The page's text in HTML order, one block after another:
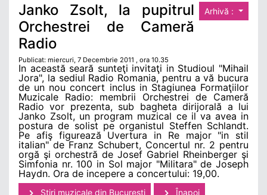
Arhivă :
Janko Zsolt, la pupitrul
Orchestrei de Cameră
Radio
Publicat: miercuri, 7 Decembrie 2011 , ora 10.35
In această seară sunteţi invitaţi in Studioul "Mihail
Jora", la sediul Radio Romania, pentru a vă bucura
de un nou concert inclus in Stagiunea Formaţiilor
Muzicale Radio: membrii Orchestrei de Cameră
Radio vor prezenta, sub bagheta dirijorală a lui
Janko Zsolt, un program muzical ce il va avea in
postura de solist pe organistul Steffen Schlandt.
Pe afiş figurează Uvertura in Re major "in stil
italian" de Franz Schubert, Concertul nr. 2 pentru
orgă şi orchestră de Josef Gabriel Rheinberger şi
Simfonia nr. 100 in Sol major "Militara" de Joseph
Haydn. Ora de incepere a concertului: 19,00.
Ştiri muzicale din Bucuresti Înapoi